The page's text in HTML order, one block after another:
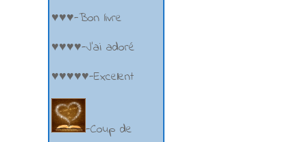
♥♥♥-Bon livre
♥♥♥♥-J'ai adoré
♥♥♥♥♥-Excellent
-Coup de